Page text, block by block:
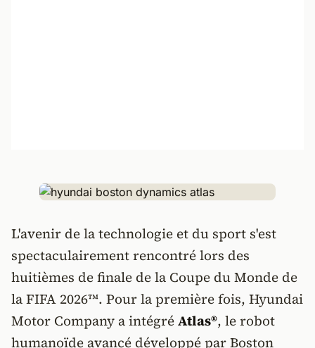
L'avenir de la technologie et du sport s'est
spectaculairement rencontré lors des
huitièmes de finale de la Coupe du Monde de
la FIFA 2026™. Pour la première fois, Hyundai
Motor Company a intégréAtlas®, le robot
humanoïde avancé développé par Boston